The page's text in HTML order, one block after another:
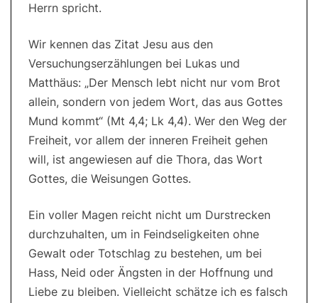
Herrn spricht.
Wir kennen das Zitat Jesu aus den
Versuchungserzählungen bei Lukas und
Matthäus: „Der Mensch lebt nicht nur vom Brot
allein, sondern von jedem Wort, das aus Gottes
Mund kommt“ (Mt 4,4; Lk 4,4). Wer den Weg der
Freiheit, vor allem der inneren Freiheit gehen
will, ist angewiesen auf die Thora, das Wort
Gottes, die Weisungen Gottes.
Ein voller Magen reicht nicht um Durstrecken
durchzuhalten, um in Feindseligkeiten ohne
Gewalt oder Totschlag zu bestehen, um bei
Hass, Neid oder Ängsten in der Hoffnung und
Liebe zu bleiben. Vielleicht schätze ich es falsch